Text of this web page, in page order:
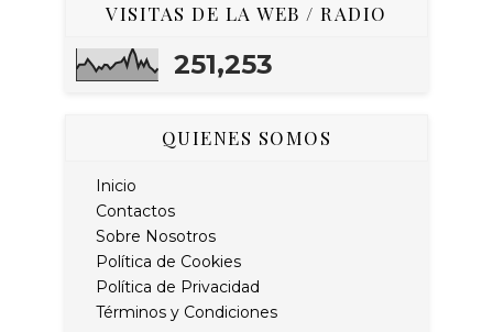
VISITAS DE LA WEB / RADIO
251,253
QUIENES SOMOS
Inicio
Contactos
Sobre Nosotros
Política de Cookies
Política de Privacidad
Términos y Condiciones